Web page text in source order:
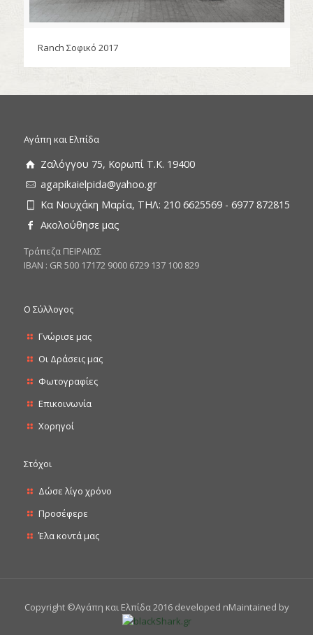
Ranch Σοφικό 2017
Αγάπη και Ελπίδα
Ζαλόγγου 75, Κορωπί Τ.Κ. 19400
agapikaielpida@yahoo.gr
Κα Νουχάκη Μαρία, ΤΗΛ: 210 6625569 - 6977 872815
Ακολούθησε μας
Tράπεζα ΠΕΙΡΑΙΩΣ
ΙΒΑΝ : GR 500 17172 9000 6729 137 100 829
Ο Σύλλογος
Γνώρισε μας
Οι Δράσεις μας
Φωτογραφίες
Επικοινωνία
Χορηγοί
Στόχοι
Δώσε λίγο χρόνο
Προσέφερε
Έλα κοντά μας
Copyright ©Αγάπη και Ελπίδα 2016 developed nMaintained by